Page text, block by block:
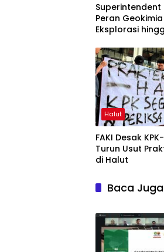
Superintendent
Peran
Eksplorasi
UNG
Halut
FAKI Desak
Turun Usut
di Halut
Baca Juga